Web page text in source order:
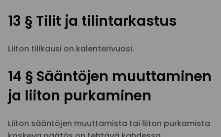
13 § Tilit ja tilintarkastus
Liiton tilikausi on kalenterivuosi.
14 § Sääntöjen muuttaminen
ja liiton purkaminen
Liiton sääntöjen muuttamista tai liiton purkamista